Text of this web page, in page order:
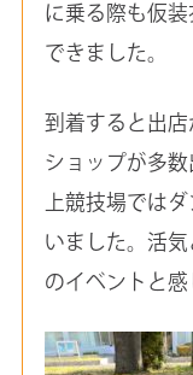
に乗る際も仮
できました。
到着すると出
ショップが多
上競技場では
いました。活
のイベントと感